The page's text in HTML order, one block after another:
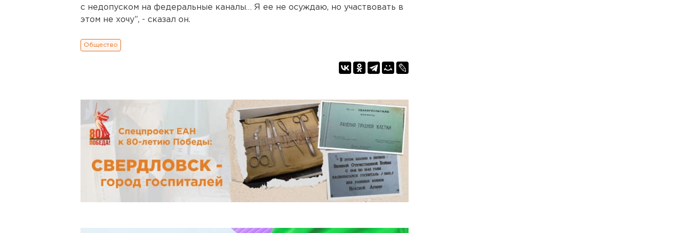
c недопуском на федеральные каналы… Я ее не осуждаю, но участвовать в
этом не хочу”, - сказал он.
Общество